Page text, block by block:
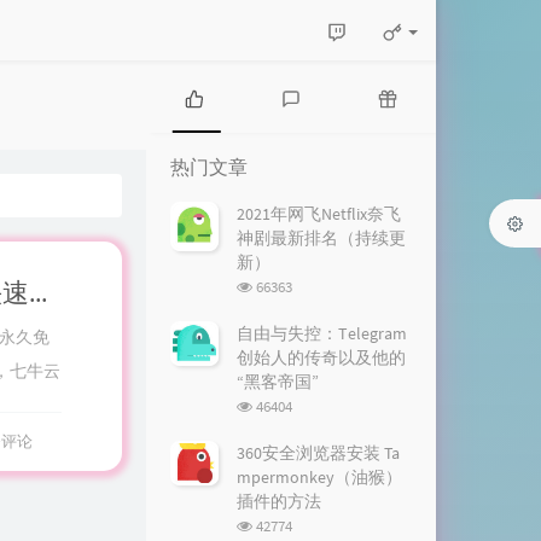
Github+jsDelivr+PicGo 打造稳定快速、高效免费图床
久免
七牛云
论
热
门
文
章
论
章
热门文章
2021年网飞Netflix奈飞
神剧最新排名（持续更
新）
浏
次
数:
66363
自由与失控：Telegram
创始人的传奇以及他的
“黑客帝国”
浏
次
数:
46404
360安全浏览器安装 Ta
mpermonkey（油猴）
插件的方法
浏
42774